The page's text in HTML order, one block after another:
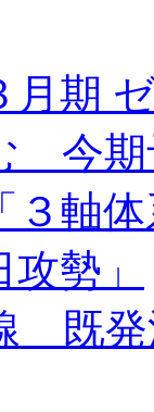
月期
今
３軸
勢」
既発